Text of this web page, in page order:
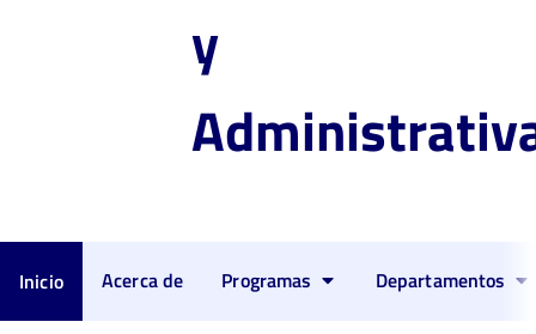
y
Inicio Acerca de Programas Departamentos